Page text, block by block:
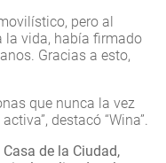
pero al
la vida, había firmado
Gracias a esto,
que nunca la vez
destacó “Wina”.
de la Ciudad,